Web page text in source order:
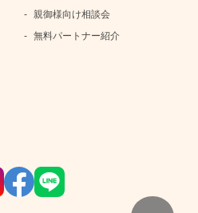
親御様向け相談会
無料パートナー紹介